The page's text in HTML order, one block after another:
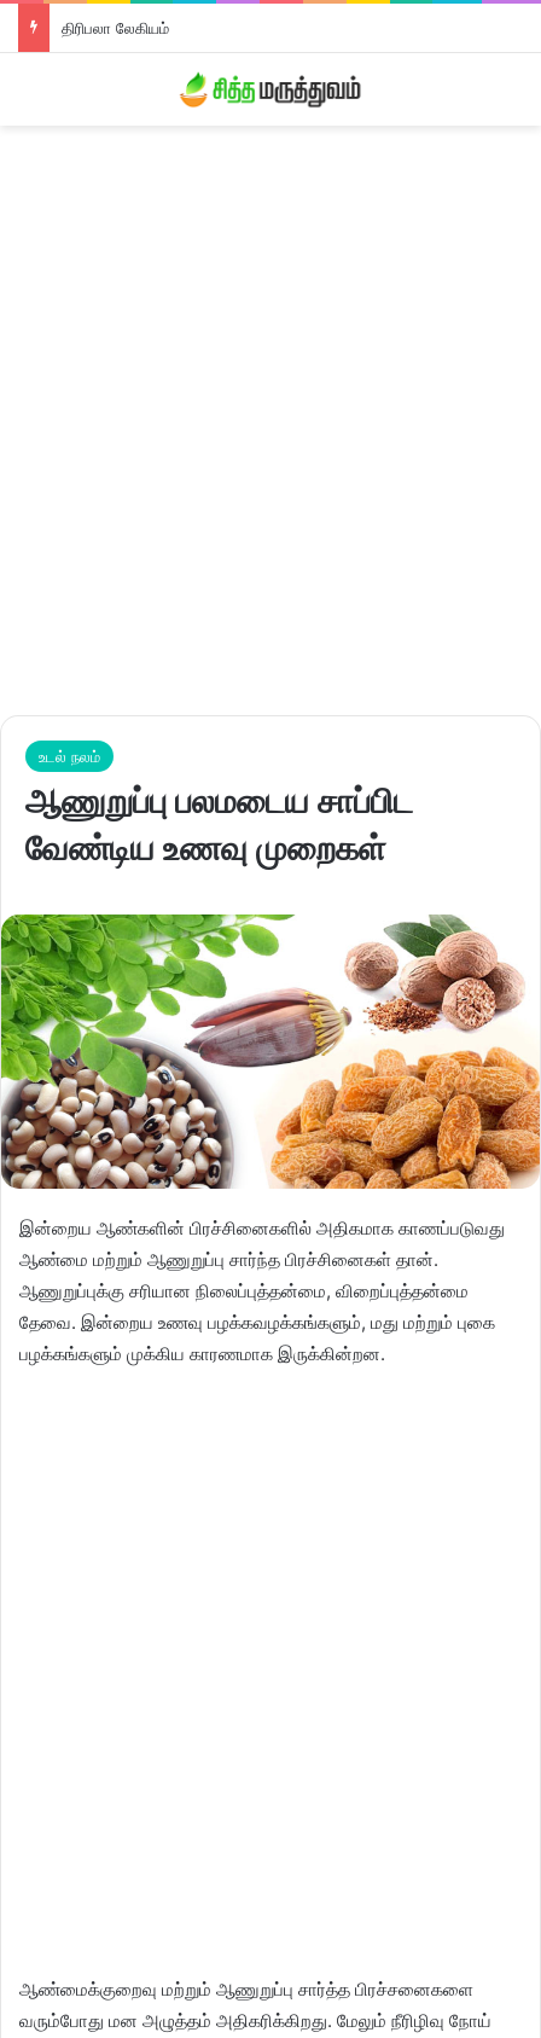
திரிபலா லேகியம்
உடல் நலம்
ஆணுறுப்பு பலமடைய சாப்பிட
வேண்டிய உணவு முறைகள்
இன்றைய ஆண்களின் பிரச்சினைகளில் அதிகமாக காணப்படுவது
ஆண்மை மற்றும் ஆணுறுப்பு சார்ந்த பிரச்சினைகள் தான்.
ஆணுறுப்புக்கு சரியான நிலைப்புத்தன்மை, விறைப்புத்தன்மை
தேவை. இன்றைய உணவு பழக்கவழக்கங்களும், மது மற்றும் புகை
பழக்கங்களும் முக்கிய காரணமாக இருக்கின்றன.
ஆண்மைக்குறைவு மற்றும் ஆணுறுப்பு சார்த்த பிரச்சனைகளை
வரும்போது மன அழுத்தம் அதிகரிக்கிறது. மேலும் நீரிழிவு நோய்